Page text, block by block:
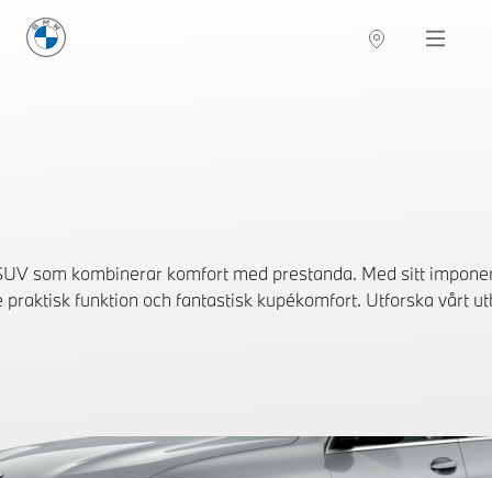
BMW Sverige Navigation
som kombinerar komfort med prestanda. Med sitt
funktion och fantastisk kupékomfort. Utforska vårt